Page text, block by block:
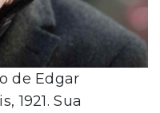
de Edgar
1921. Sua